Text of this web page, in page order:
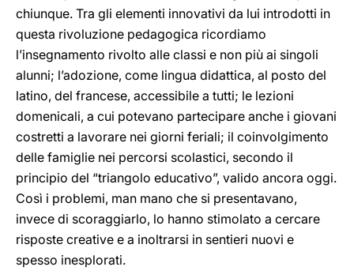
chiunque. Tra gli elementi innovativi da lui introdotti in
questa rivoluzione pedagogica ricordiamo
l’insegnamento rivolto alle classi e non più ai singoli
alunni; l’adozione, come lingua didattica, al posto del
latino, del francese, accessibile a tutti; le lezioni
domenicali, a cui potevano partecipare anche i giovani
costretti a lavorare nei giorni feriali; il coinvolgimento
delle famiglie nei percorsi scolastici, secondo il
principio del “triangolo educativo”, valido ancora oggi.
Così i problemi, man mano che si presentavano,
invece di scoraggiarlo, lo hanno stimolato a cercare
risposte creative e a inoltrarsi in sentieri nuovi e
spesso inesplorati.